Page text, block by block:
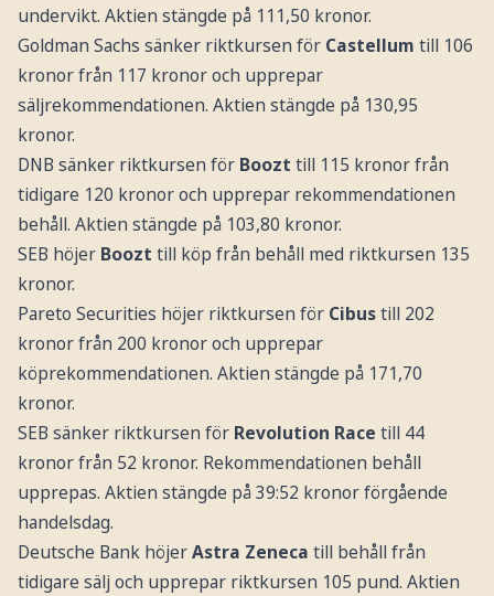
undervikt. Aktien stängde på 111,50 kronor.
Goldman Sachs sänker riktkursen för Castellum till 106
kronor från 117 kronor och upprepar
säljrekommendationen. Aktien stängde på 130,95
kronor.
DNB sänker riktkursen för Boozt till 115 kronor från
tidigare 120 kronor och upprepar rekommendationen
behåll. Aktien stängde på 103,80 kronor.
SEB höjerBoozt till köp från behåll med riktkursen 135
kronor.
Pareto Securities höjer riktkursen för Cibustill 202
kronor från 200 kronor och upprepar
köprekommendationen. Aktien stängde på 171,70
kronor.
SEB sänker riktkursen för Revolution Race till 44
kronor från 52 kronor. Rekommendationen behåll
upprepas. Aktien stängde på 39:52 kronor förgående
handelsdag.
Deutsche Bank höjerAstra Zeneca till behåll från
tidigare sälj och upprepar riktkursen 105 pund. Aktien